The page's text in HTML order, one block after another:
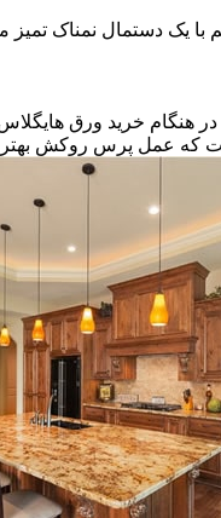
یک دستمال نمناک تمیز
هنگام خرید ورق
است که عمل پرس روکش